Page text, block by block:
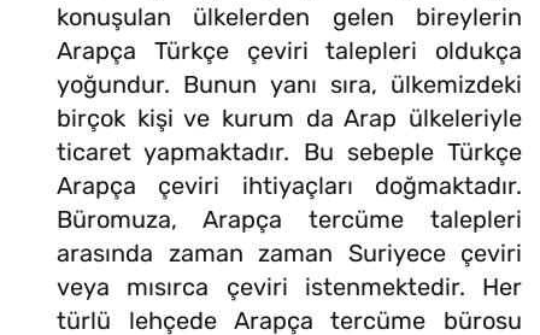
konuşulan ülkelerden gelen bireylerin
Arapça Türkçe çeviri talepleri oldukça
yoğundur. Bunun yanı sıra, ülkemizdeki
birçok kişi ve kurum da Arap ülkeleriyle
ticaret yapmaktadır. Bu sebeple Türkçe
Arapça çeviri ihtiyaçları doğmaktadır.
Büromuza, Arapça tercüme talepleri
arasında zaman zaman Suriyece çeviri
veya mısırca çeviri istenmektedir. Her
türlü lehçede Arapça tercüme bürosu